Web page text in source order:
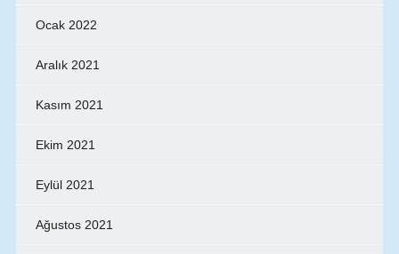
Ocak 2022
Aralık 2021
Kasım 2021
Ekim 2021
Eylül 2021
Ağustos 2021